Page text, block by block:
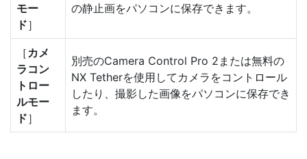
モー
ド］
の静止画をパソコンに保存できます。
［カメ
ラコン
トロー
ルモー
ド］
別売のCamera Control Pro 2または無料の
NX Tetherを使用してカメラをコントロール
したり、撮影した画像をパソコンに保存でき
ます。